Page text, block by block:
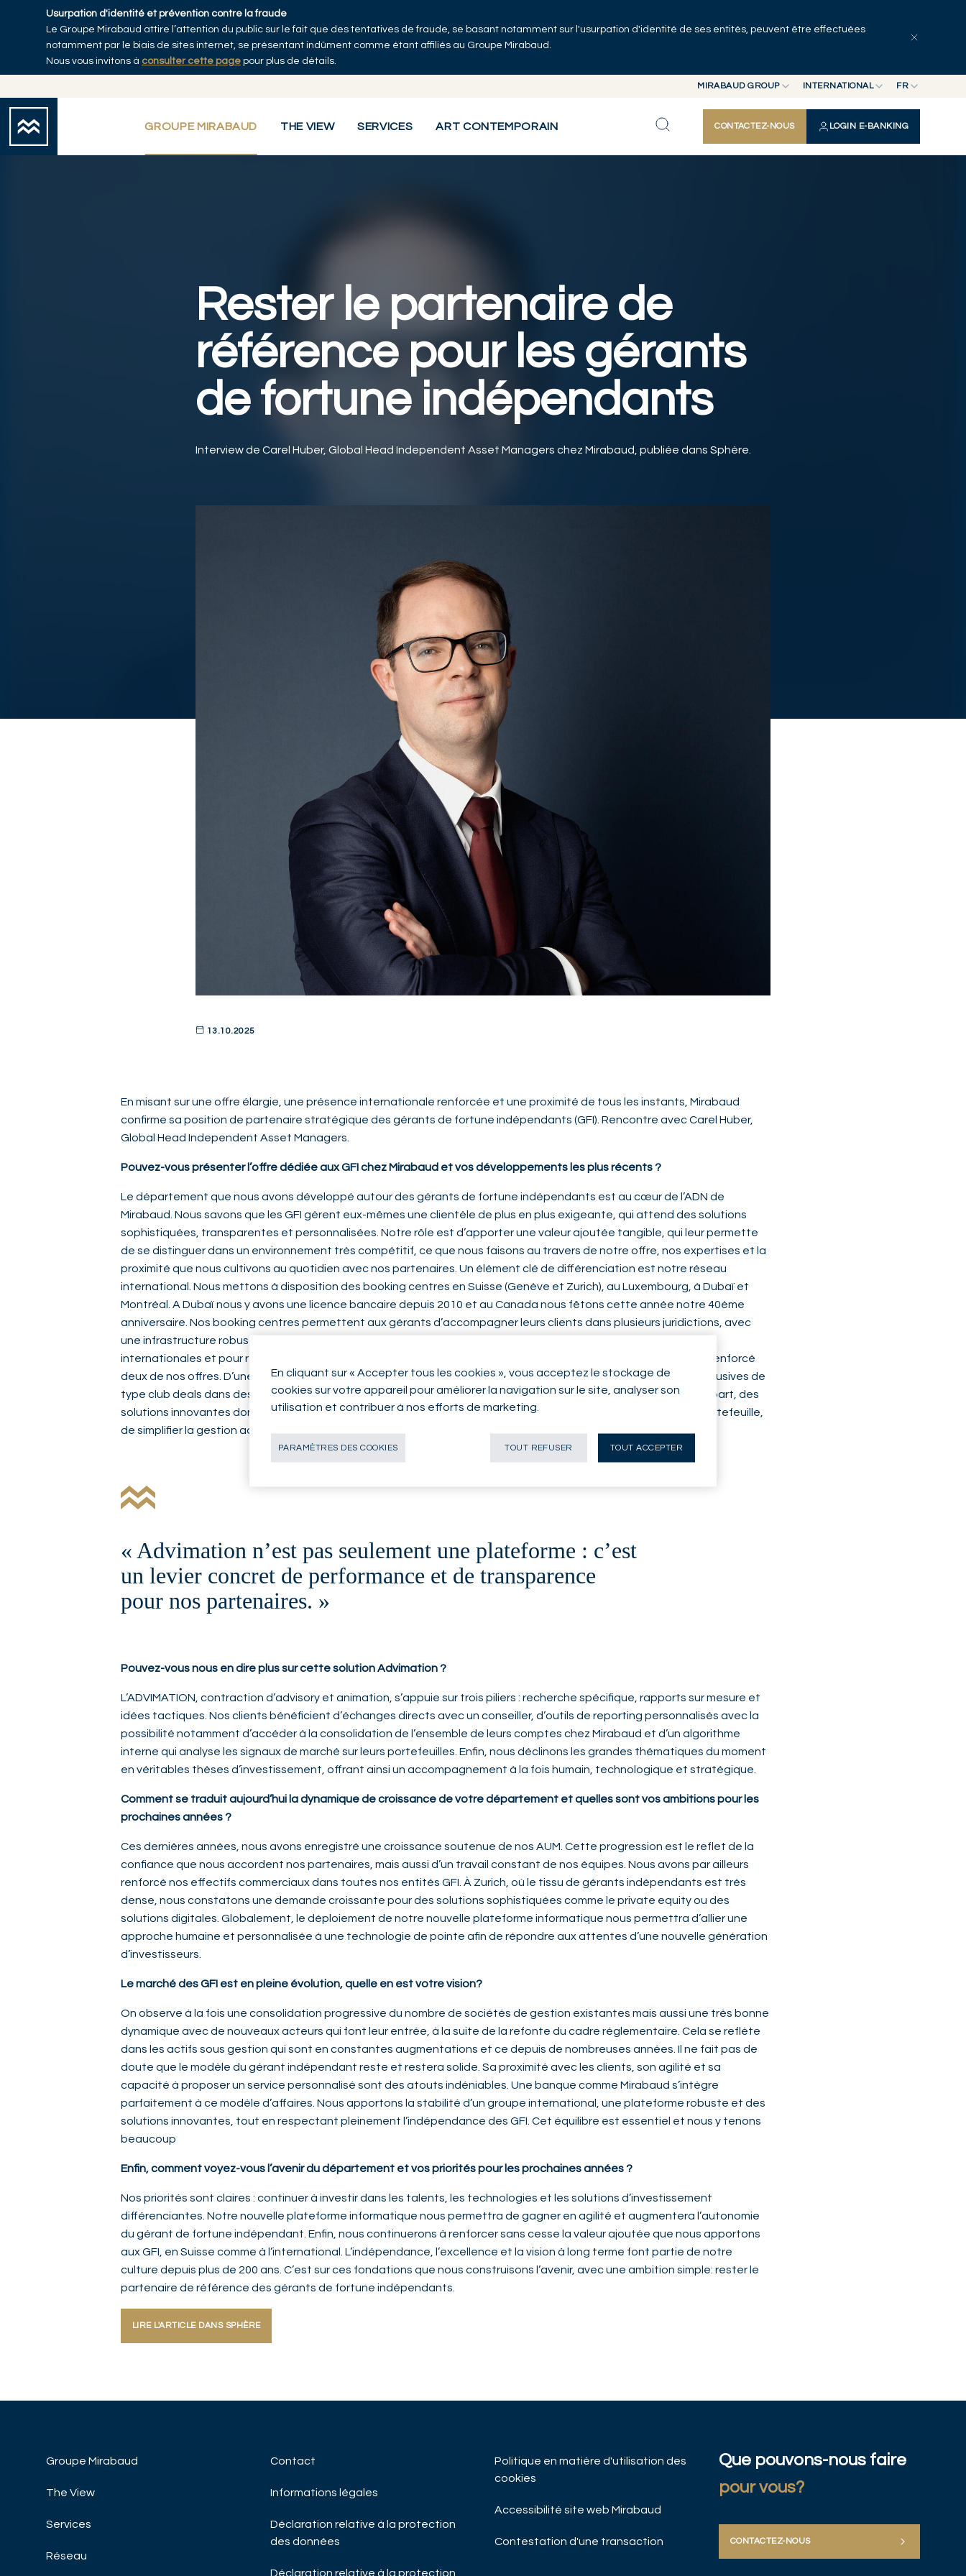
Skip to main content
Usurpation d'identité et prévention contre la fraude
Le Groupe Mirabaud attire l’attention du public sur le fait que des tentatives de fraude, se basant notamment sur l'usurpation d'identité de ses entités, peuvent être effectuées
notamment par le biais de sites internet, se présentant indûment comme étant affiliés au Groupe Mirabaud.
Nous vous invitons à consulter cette page pour plus de détails.
MIRABAUD GROUP
MIRABAUD GROUP
MIRABAUD ASSET MANAGEMENT
INTERNATIONAL
INTERNATIONAL
SUISSE
FR
EN
FR
GROUPE MIRABAUD THE VIEW SERVICES ART CONTEMPORAIN CONTACTEZ-NOUS LOGIN E-BANKING
Accueil
Communiqués de presse Autres actualités
Rester le partenaire de
référence pour les gérants
de fortune indépendants
Interview de Carel Huber, Global Head Independent Asset Managers chez Mirabaud, publiée dans Sphère.
13.10.2025
En misant sur une offre élargie, une présence internationale renforcée et une proximité de tous les instants, Mirabaud
confirme sa position de partenaire stratégique des gérants de fortune indépendants (GFI). Rencontre avec Carel Huber,
Global Head Independent Asset Managers.
Pouvez-vous présenter l’offre dédiée aux GFI chez Mirabaud et vos développements les plus récents ?
Le département que nous avons développé autour des gérants de fortune indépendants est au cœur de l’ADN de
Mirabaud. Nous savons que les GFI gèrent eux-mêmes une clientèle de plus en plus exigeante, qui attend des solutions
sophistiquées, transparentes et personnalisées. Notre rôle est d’apporter une valeur ajoutée tangible, qui leur permette
de se distinguer dans un environnement très compétitif, ce que nous faisons au travers de notre offre, nos expertises et la
proximité que nous cultivons au quotidien avec nos partenaires. Un élément clé de différenciation est notre réseau
international. Nous mettons à disposition des booking centres en Suisse (Genève et Zurich), au Luxembourg, à Dubaï et
Montréal. A Dubaï nous y avons une licence bancaire depuis 2010 et au Canada nous fêtons cette année notre 40ème
anniversaire. Nos booking centres permettent aux gérants d’accompagner leurs clients dans plusieurs juridictions, avec
une infrastructure robuste et un cadre réglementaire adapté. C’est une flexibilité précieuse pour leurs activités
internationales et pour répondre à des besoins patrimoniaux de plus en plus complexes. Nous avons par ailleurs renforcé
deux de nos offres. D’une part, l’accès privilégié à notre plateforme de private equity, avec des opportunités exclusives de
type club deals dans des secteurs porteurs comme l’innovation technologique ou les services de santé. D’autre part, des
solutions innovantes dont Advimation, une plateforme digitale permettant aux gérants d’optimiser le suivi de portefeuille,
de simplifier la gestion administrative et de bénéficier d’outils de reporting performants.
« Advimation n’est pas seulement une plateforme : c’est
un levier concret de performance et de transparence
pour nos partenaires. »
Pouvez-vous nous en dire plus sur cette solution Advimation ?
L’ADVIMATION, contraction d’advisory et animation, s’appuie sur trois piliers : recherche spécifique, rapports sur mesure et
idées tactiques. Nos clients bénéficient d’échanges directs avec un conseiller, d’outils de reporting personnalisés avec la
possibilité notamment d’accéder à la consolidation de l’ensemble de leurs comptes chez Mirabaud et d’un algorithme
interne qui analyse les signaux de marché sur leurs portefeuilles. Enfin, nous déclinons les grandes thématiques du moment
en véritables thèses d’investissement, offrant ainsi un accompagnement à la fois humain, technologique et stratégique.
Comment se traduit aujourd’hui la dynamique de croissance de votre département et quelles sont vos ambitions pour les
prochaines années ?
Ces dernières années, nous avons enregistré une croissance soutenue de nos AUM. Cette progression est le reflet de la
confiance que nous accordent nos partenaires, mais aussi d’un travail constant de nos équipes. Nous avons par ailleurs
renforcé nos effectifs commerciaux dans toutes nos entités GFI. À Zurich, où le tissu de gérants indépendants est très
dense, nous constatons une demande croissante pour des solutions sophistiquées comme le private equity ou des
solutions digitales. Globalement, le déploiement de notre nouvelle plateforme informatique nous permettra d’allier une
approche humaine et personnalisée à une technologie de pointe afin de répondre aux attentes d’une nouvelle génération
d’investisseurs.
Le marché des GFI est en pleine évolution, quelle en est votre vision?
On observe à la fois une consolidation progressive du nombre de sociétés de gestion existantes mais aussi une très bonne
dynamique avec de nouveaux acteurs qui font leur entrée, à la suite de la refonte du cadre réglementaire. Cela se reflète
dans les actifs sous gestion qui sont en constantes augmentations et ce depuis de nombreuses années. Il ne fait pas de
doute que le modèle du gérant indépendant reste et restera solide. Sa proximité avec les clients, son agilité et sa
capacité à proposer un service personnalisé sont des atouts indéniables. Une banque comme Mirabaud s’intègre
parfaitement à ce modèle d’affaires. Nous apportons la stabilité d’un groupe international, une plateforme robuste et des
solutions innovantes, tout en respectant pleinement l’indépendance des GFI. Cet équilibre est essentiel et nous y tenons
beaucoup
Enfin, comment voyez-vous l’avenir du département et vos priorités pour les prochaines années ?
Nos priorités sont claires : continuer à investir dans les talents, les technologies et les solutions d’investissement
différenciantes. Notre nouvelle plateforme informatique nous permettra de gagner en agilité et augmentera l’autonomie
du gérant de fortune indépendant. Enfin, nous continuerons à renforcer sans cesse la valeur ajoutée que nous apportons
aux GFI, en Suisse comme à l’international. L’indépendance, l’excellence et la vision à long terme font partie de notre
culture depuis plus de 200 ans. C’est sur ces fondations que nous construisons l’avenir, avec une ambition simple: rester le
partenaire de référence des gérants de fortune indépendants.
LIRE L'ARTICLE DANS SPHÈRE
Groupe Mirabaud
The View
Services
Réseau
Contact
Informations légales
Déclaration relative à la protection
des données
Déclaration relative à la protection
Politique en matière d'utilisation des
cookies
Accessibilité site web Mirabaud
Contestation d'une transaction
Que pouvons-nous faire
pour vous?
CONTACTEZ-NOUS
En cliquant sur « Accepter tous les cookies », vous acceptez le stockage de
cookies sur votre appareil pour améliorer la navigation sur le site, analyser son
utilisation et contribuer à nos efforts de marketing.
PARAMÈTRES DES COOKIES TOUT REFUSER TOUT ACCEPTER